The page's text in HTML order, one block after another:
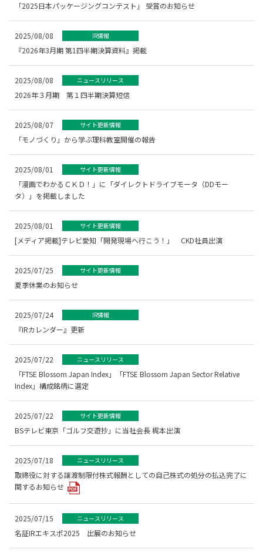
「2025日本パッケージングコンテスト」 受賞のお知らせ
2025/08/08 IR情報
『2026年3月期 第1四半期決算資料』掲載
2025/08/08 ニュースリリース
2026年３月期 第１四半期決算短信
2025/08/07 サイト更新情報
「モノづくり」から学ぶ理科教室開催の報告
2025/08/01 サイト更新情報
「漫画でわかるＣＫＤ！」に「ダイレクトドライブモータ（DDモー
タ）」を掲載しました
2025/08/01 サイト更新情報
[メディア掲載]テレビ愛知「開発現場へ行こう！」 CKD社員出演
2025/07/25 サイト更新情報
夏季休業のお知らせ
2025/07/24 IR情報
『IRカレンダー』更新
2025/07/22 ニュースリリース
「FTSE Blossom Japan Index」「FTSE Blossom Japan Sector Relative
Index」構成銘柄に選定
2025/07/22 サイト更新情報
BSテレビ東京「ゴルフ交遊抄」に当社会長 梶本出演
2025/07/18 ニュースリリース
取締役に対する譲渡制限付株式報酬としての自己株式の処分の払込完了に
関するお知らせ
2025/07/15 ニュースリリース
名証IRエキスポ2025 出展のお知らせ